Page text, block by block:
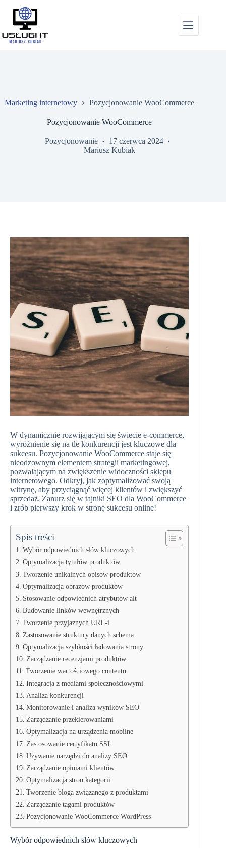
treści
Marketing internetowy Pozycjonowanie WooCommerce
Pozycjonowanie WooCommerce
Pozycjonowanie
17 czerwca 2024
Mariusz Kubiak
W dynamicznie rozwijającym się świecie e-commerce,
wyróżnienie się na tle konkurencji jest kluczowe dla
sukcesu. Pozycjonowanie WooCommerce staje się
nieodzownym elementem strategii marketingowej,
pozwalającym na zwiększenie widoczności sklepu
internetowego. Odkryj, jak zoptymalizować swoją
witrynę, aby przyciągnąć więcej klientów i zwiększyć
sprzedaż. Zanurz się w tajniki SEO dla WooCommerce
i zrób pierwszy krok w stronę sukcesu online!
Spis treści
Wybór odpowiednich słów kluczowych
Optymalizacja tytułów produktów
Tworzenie unikalnych opisów produktów
Optymalizacja obrazów produktów
Stosowanie odpowiednich atrybutów alt
Budowanie linków wewnętrznych
Tworzenie przyjaznych URL-i
Zastosowanie struktury danych schema
Optymalizacja szybkości ładowania strony
Zarządzanie recenzjami produktów
Tworzenie wartościowego contentu
Integracja z mediami społecznościowymi
Analiza konkurencji
Monitorowanie i analiza wyników SEO
Zarządzanie przekierowaniami
Optymalizacja na urządzenia mobilne
Zastosowanie certyfikatu SSL
Używanie narzędzi do analizy SEO
Zarządzanie opiniami klientów
Optymalizacja stron kategorii
Tworzenie bloga związanego z produktami
Zarządzanie tagami produktów
Pozycjonowanie WooCommerce WordPress
Wybór odpowiednich słów kluczowych